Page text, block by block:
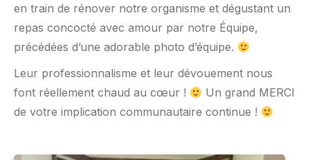
en train de rénover notre organisme et dégustant un
repas concocté avec amour par notre Équipe,
précédées d’une adorable photo d’équipe.
Leur professionnalisme et leur dévouement nous
font réellement chaud au cœur !
Un grand MERCI
de votre implication communautaire continue !